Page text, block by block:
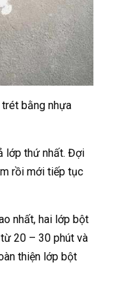
trét bằng nhựa
lớp thứ nhất. Đợi
rồi mới tiếp tục
nhất, hai lớp bột
20 – 30 phút và
thiện lớp bột